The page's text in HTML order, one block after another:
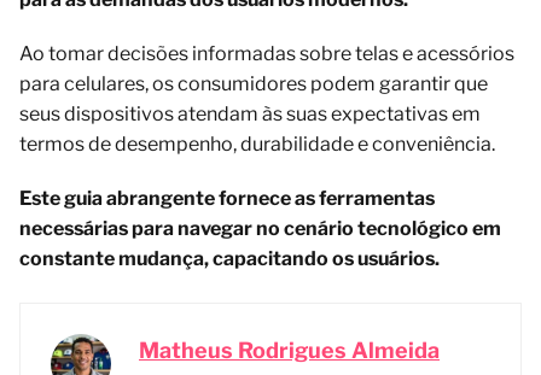
Ao tomar decisões informadas sobre telas e acessórios
para celulares, os consumidores podem garantir que
seus dispositivos atendam às suas expectativas em
termos de desempenho, durabilidade e conveniência.
Este guia abrangente fornece as ferramentas
necessárias para navegar no cenário tecnológico em
constante mudança, capacitando os usuários.
Matheus Rodrigues Almeida